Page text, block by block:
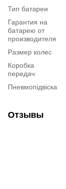
Тип батареи
Гарантия на
батарею от
производителя
Размер колес
Коробка
передач
Пневмопідвіска
Отзывы